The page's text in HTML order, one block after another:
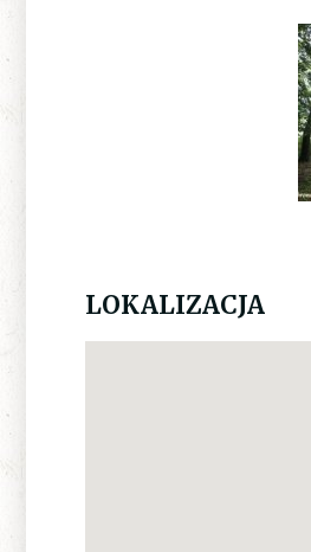
LOKALIZACJA